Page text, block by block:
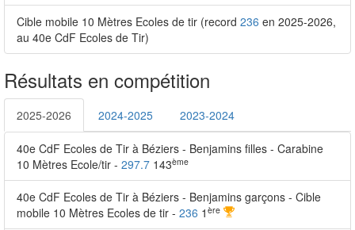
Cible mobile 10 Mètres Ecoles de tir (record 236 en 2025-2026,
au 40e CdF Ecoles de Tir)
Résultats en compétition
2025-2026 2024-2025 2023-2024
40e CdF Ecoles de Tir à Béziers - Benjamins filles - Carabine
10 Mètres Ecole/tir - 297.7 143ème
40e CdF Ecoles de Tir à Béziers - Benjamins garçons - Cible
mobile 10 Mètres Ecoles de tir - 236 1 ère